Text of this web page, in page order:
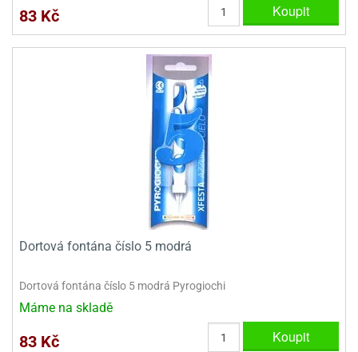
83 Kč Koupit
Dortová fontána číslo 5 modrá
Dortová fontána číslo 5 modrá Pyrogiochi
Máme na skladě
83 Kč Koupit